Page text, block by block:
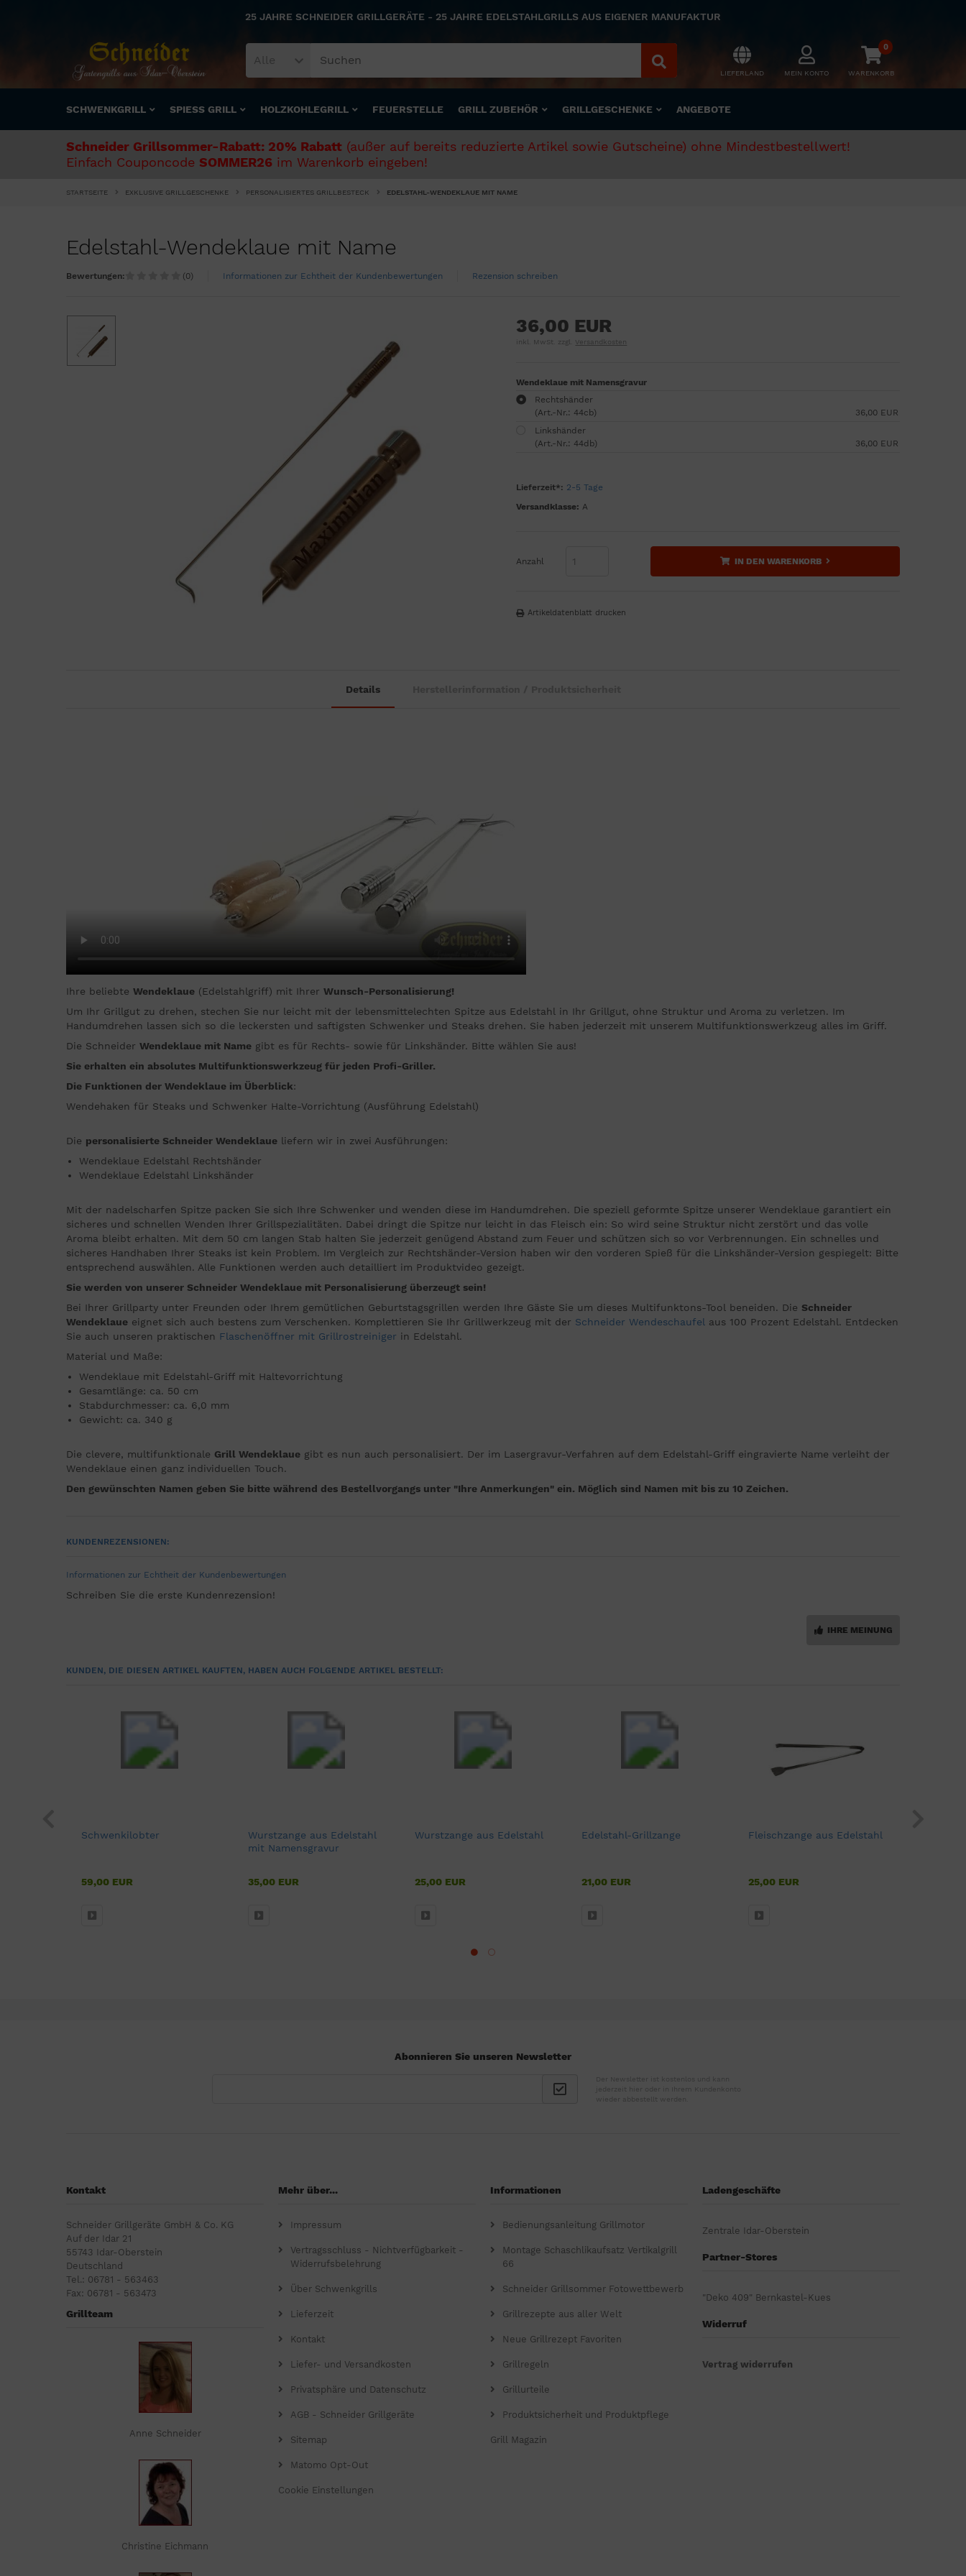
25 JAHRE SCHNEIDER GRILLGERÄTE - 25 JAHRE EDELSTAHLGRILLS AUS EIGENER MANUFAKTUR
Alle
LIEFERLAND MEIN KONTO
0
WARENKORB
SCHWENKGRILL SPIESS GRILL HOLZKOHLEGRILL FEUERSTELLE GRILL ZUBEHÖR GRILLGESCHENKE ANGEBOTE
Schneider Grillsommer-Rabatt: 20% Rabatt (außer auf bereits reduzierte Artikel sowie Gutscheine) ohne Mindestbestellwert!
Einfach Couponcode SOMMER26 im Warenkorb eingeben!
STARTSEITE EXKLUSIVE GRILLGESCHENKE PERSONALISIERTES GRILLBESTECK EDELSTAHL-WENDEKLAUE MIT NAME
Edelstahl-Wendeklaue mit Name
Bewertungen: (0) Informationen zur Echtheit der Kundenbewertungen Rezension schreiben
36,00 EUR
inkl. MwSt. zzgl. Versandkosten
Wendeklaue mit Namensgravur
Rechtshänder
(Art.-Nr.: 44cb)
36,00 EUR
Linkshänder
(Art.-Nr.: 44db)
36,00 EUR
Lieferzeit*: 2-5 Tage
Versandklasse: A
Anzahl IN DEN WARENKORB
Artikeldatenblatt drucken
Details
Ihre beliebte Wendeklaue (Edelstahlgriff) mit Ihrer Wunsch-Personalisierung!
Um Ihr Grillgut zu drehen, stechen Sie nur leicht mit der lebensmittelechten Spitze aus Edelstahl in Ihr Grillgut, ohne Struktur und Aroma zu verletzen. Im
Handumdrehen lassen sich so die leckersten und saftigsten Schwenker und Steaks drehen. Sie haben jederzeit mit unserem Multifunktionswerkzeug alles im Griff.
Die Schneider Wendeklaue mit Name gibt es für Rechts- sowie für Linkshänder. Bitte wählen Sie aus!
Sie erhalten ein absolutes Multifunktionswerkzeug für jeden Profi-Griller.
Die Funktionen der Wendeklaue im Überblick:
Wendehaken für Steaks und Schwenker Halte-Vorrichtung (Ausführung Edelstahl)
Die personalisierte Schneider Wendeklaue liefern wir in zwei Ausführungen:
Wendeklaue Edelstahl Rechtshänder
Wendeklaue Edelstahl Linkshänder
Mit der nadelscharfen Spitze packen Sie sich Ihre Schwenker und wenden diese im Handumdrehen. Die speziell geformte Spitze unserer Wendeklaue garantiert ein
sicheres und schnellen Wenden Ihrer Grillspezialitäten. Dabei dringt die Spitze nur leicht in das Fleisch ein: So wird seine Struktur nicht zerstört und das volle
Aroma bleibt erhalten. Mit dem 50 cm langen Stab halten Sie jederzeit genügend Abstand zum Feuer und schützen sich so vor Verbrennungen. Ein schnelles und
sicheres Handhaben Ihrer Steaks ist kein Problem. Im Vergleich zur Rechtshänder-Version haben wir den vorderen Spieß für die Linkshänder-Version gespiegelt: Bitte
entsprechend auswählen. Alle Funktionen werden auch detailliert im Produktvideo gezeigt.
Sie werden von unserer Schneider Wendeklaue mit Personalisierung überzeugt sein!
Bei Ihrer Grillparty unter Freunden oder Ihrem gemütlichen Geburtstagsgrillen werden Ihre Gäste Sie um dieses Multifunktons-Tool beneiden. Die Schneider
Wendeklaue eignet sich auch bestens zum Verschenken. Komplettieren Sie Ihr Grillwerkzeug mit der Schneider Wendeschaufel aus 100 Prozent Edelstahl. Entdecken
Sie auch unseren praktischen Flaschenöffner mit Grillrostreiniger in Edelstahl.
Material und Maße:
Wendeklaue mit Edelstahl-Griff mit Haltevorrichtung
Gesamtlänge: ca. 50 cm
Stabdurchmesser: ca. 6,0 mm
Gewicht: ca. 340 g
Die clevere, multifunktionale Grill Wendeklaue gibt es nun auch personalisiert. Der im Lasergravur-Verfahren auf dem Edelstahl-Griff eingravierte Name verleiht der
Wendeklaue einen ganz individuellen Touch.
Den gewünschten Namen geben Sie bitte während des Bestellvorgangs unter "Ihre Anmerkungen" ein. Möglich sind Namen mit bis zu 10 Zeichen.
KUNDENREZENSIONEN:
Informationen zur Echtheit der Kundenbewertungen
Schreiben Sie die erste Kundenrezension!
IHRE MEINUNG
KUNDEN, DIE DIESEN ARTIKEL KAUFTEN, HABEN AUCH FOLGENDE ARTIKEL BESTELLT:
Schwenkilobter
59,00 EUR
Wurstzange aus Edelstahl
mit Namensgravur
35,00 EUR
Wurstzange aus Edelstahl
25,00 EUR
Edelstahl-Grillzange
21,00 EUR
Fleischzange aus Edelstahl
25,00 EUR
Abonnieren Sie unseren Newsletter
Der Newsletter ist kostenlos und kann
jederzeit hier oder in Ihrem Kundenkonto
wieder abbestellt werden.
Kontakt
Schneider Grillgeräte GmbH & Co. KG
Auf der Idar 21
55743 Idar-Oberstein
Deutschland
Tel.: 06781 - 563463
Fax: 06781 - 563473
Grillteam
Anne Schneider
Christine Eichmann
Mehr über...
Impressum
Vertragsschluss - Nichtverfügbarkeit -
Widerrufsbelehrung
Über Schwenkgrills
Lieferzeit
Kontakt
Liefer- und Versandkosten
Privatsphäre und Datenschutz
AGB - Schneider Grillgeräte
Sitemap
Matomo Opt-Out
Cookie Einstellungen
Informationen
Bedienungsanleitung Grillmotor
Montage Schaschlikaufsatz Vertikalgrill
66
Schneider Grillsommer Fotowettbewerb
Grillrezepte aus aller Welt
Neue Grillrezept Favoriten
Grillregeln
Grillurteile
Produktsicherheit und Produktpflege
Grill Magazin
Ladengeschäfte
Zentrale Idar-Oberstein
Partner-Stores
"Deko 409" Bernkastel-Kues
Widerruf
Vertrag widerrufen